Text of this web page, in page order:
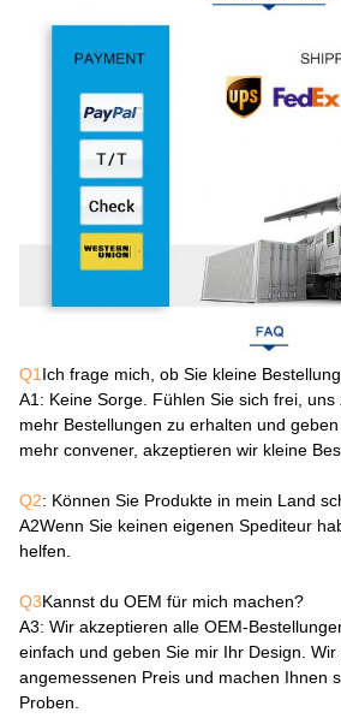
Q1Ich frage mich, ob Sie kleine
A1: Keine Sorge. Fühlen Sie sich frei,
mehr Bestellungen zu erhalten und
mehr convener, akzeptieren wir kleine
Q2: Können Sie Produkte in mein Land
A2Wenn Sie keinen eigenen Spediteur
helfen.
Q3Kannst du OEM für mich machen?
A3: Wir akzeptieren alle OEM-
einfach und geben Sie mir Ihr Design.
angemessenen Preis und machen Ihnen
Proben.